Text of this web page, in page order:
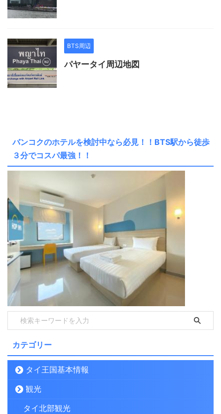
BTS周辺
パヤータイ周辺地図
バンコクのホテルを検討中なら必見！！BTS駅から徒歩
３分でコスパ最強！！
カテゴリー
タイ王国基本情報
観光
タイ北部観光